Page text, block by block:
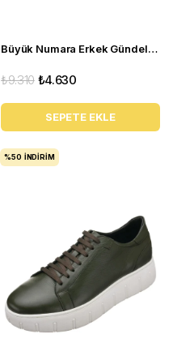
Büyük Numara Erkek Gündelik Spor Ayakkabı - CK141 Kırmızı
₺4.630
₺9.310
SEPETE EKLE
%50 İNDIRIM